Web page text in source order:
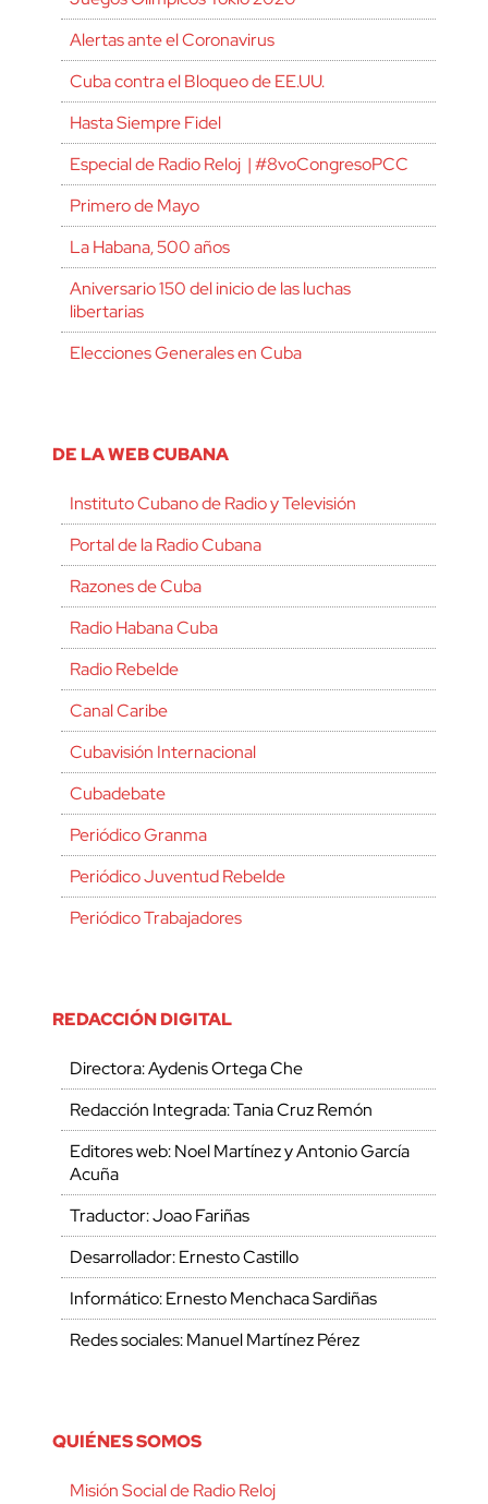
Alertas ante el Coronavirus
Cuba contra el Bloqueo de EE.UU.
Hasta Siempre Fidel
Especial de Radio Reloj | #8voCongresoPCC
Primero de Mayo
La Habana, 500 años
Aniversario 150 del inicio de las luchas
libertarias
Elecciones Generales en Cuba
DE LA WEB CUBANA
Instituto Cubano de Radio y Televisión
Portal de la Radio Cubana
Razones de Cuba
Radio Habana Cuba
Radio Rebelde
Canal Caribe
Cubavisión Internacional
Cubadebate
Periódico Granma
Periódico Juventud Rebelde
Periódico Trabajadores
REDACCIÓN DIGITAL
Directora: Aydenis Ortega Che
Redacción Integrada: Tania Cruz Remón
Editores web: Noel Martínez y Antonio García
Acuña
Traductor: Joao Fariñas
Desarrollador: Ernesto Castillo
Informático: Ernesto Menchaca Sardiñas
Redes sociales: Manuel Martínez Pérez
QUIÉNES SOMOS
Misión Social de Radio Reloj